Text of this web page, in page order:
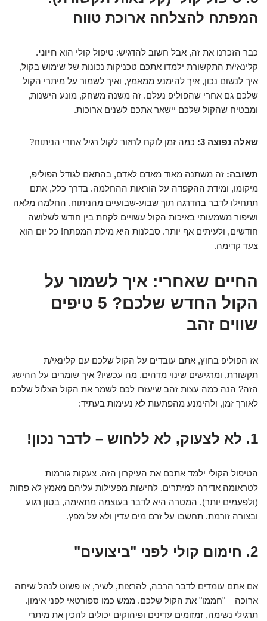
המפתח להצלחה ארוכת טווח
כבר הזכרנו את זה, אבל חשוב להדגיש: טיפול קולי הוא חיוני.
קלינאי/ת התקשורת ילמדו אתכם טכניקות נכונות של שימוש בקול,
איך לנשום נכון, איך להימנע ממאמץ, ואיך לשמור על מיתרי הקול
שלכם גם אחרי שהפוליפ נעלם. זה משנה משחק, מונע הישנות,
ומבטיח שהקול שלכם יישאר אתכם לשנים ארוכות.
שאלה נפוצה 3: כמה זמן לוקח לחזור לקול רגיל אחרי הניתוח?
תשובה: זה משתנה מאוד מאדם לאדם, בהתאם לגודל הפוליפ,
מיקומו, ומידת ההקפדה על הוראות ההחלמה. בדרך כלל, אתם
תתחילו לדבר בהדרגה תוך שבוע-שבועיים מהניתוח. החלמה מלאה
ושיפור משמעותי באיכות הקול עשויים לקחת בין חודש לשלושה
חודשים, ולעיתים אף יותר. סבלנות היא מילת המפתח! כל יום הוא
צעד קדימה.
החיים שאחרי: איך לשמור על
הקול החדש שלכם? 5 טיפים
שווים זהב
אז הפוליפ בחוץ, אתם עובדים על הקול שלכם עם קלינאי/ת
תקשורת, ומרגישים שינוי מדהים. מה עכשיו? איך שומרים על ההישג
הזה? הנה כמה עצות זהב שיעזרו לכם לשמר את הקול הצלול שלכם
לאורך זמן, ולהימנע מהפתעות לא נעימות בעתיד:
1. לא לצעוק, לא ללחוש – לדבר נכון!
הטיפול הקולי ילמד אתכם את העיקרון הזה. צעקות גורמות
לטראומה אדירה למיתרים. לחישות מפעילות עליהם מאמץ לא פחות
(ולפעמים יותר). המטרה היא לדבר בעוצמה מתאימה, בטון רגוע
ובצורה זורמת. תחשבו על זרם מים עדין ולא על מפץ.
2. חימום קולי לפני "ביצועים"
אם אתם עומדים לדבר הרבה, להרצות, לשיר, או פשוט לנהל שיחה
ארוכה – "חממו" את הקול שלכם. ממש כמו ספורטאי לפני אימון.
תרגילי נשימה, זמזומים עדינים ופיהוקים יכולים להכין את מיתרי